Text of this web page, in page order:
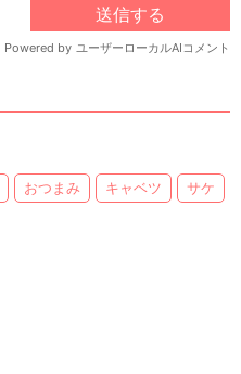
おつまみ キャベツ サケ